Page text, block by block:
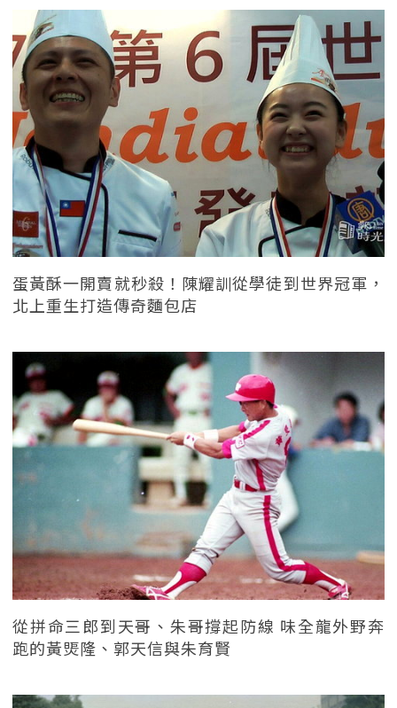
蛋黃酥一開賣就秒殺！陳耀訓從學徒到世界冠軍，
北上重生打造傳奇麵包店
從拼命三郎到天哥、朱哥撐起防線 味全龍外野奔
跑的黃煚隆、郭天信與朱育賢